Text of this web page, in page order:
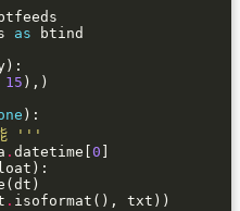
as
15
能 '''
. datetime[ 0
.